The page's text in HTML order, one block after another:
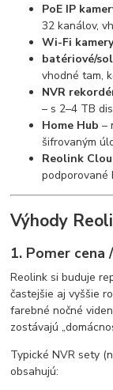
PoE IP
32 kanálov,
Wi-Fi
batériové/
vhodné tam,
NVR
– s 2–4 TB
Home Hub –
šifrovaným
Reolink
podporované
Výhody
1. Pomer cena
Reolink si buduje
častejšie aj vyššie
farebné nočné
zostávajú
Typické NVR sety
obsahujú: